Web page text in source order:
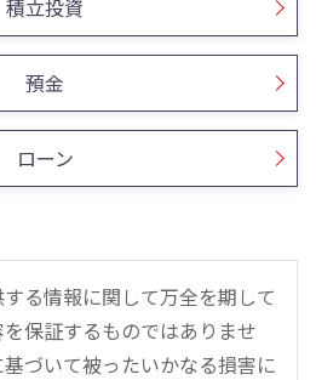
積立投資
預金
ローン
る情報に関して万全を期して
保証するものではありませ
づいて被ったいかなる損害に